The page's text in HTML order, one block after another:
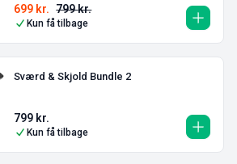
799kr.
699 kr.
Kun få tilbage
Sværd & Skjold Bundle 2
799 kr.
Kun få tilbage